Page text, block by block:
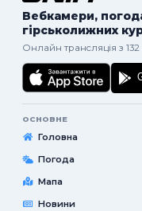
Вебкамери,
гірськолижних
Онлайн трансляція з
ОСНОВНЕ
Головна
Погода
Мапа
Новини